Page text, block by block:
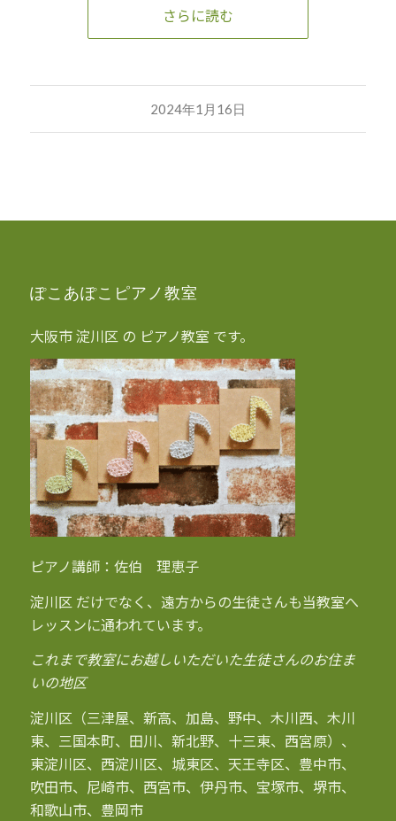
さらに読む
2024年1月16日
ぽこあぽこピアノ教室
大阪市 淀川区 の ピアノ教室 です。
ピアノ講師：佐伯 理恵子
淀川区 だけでなく、遠方からの生徒さんも当教室へ
レッスンに通われています。
これまで教室にお越しいただいた生徒さんのお住ま
いの地区
淀川区（三津屋、新高、加島、野中、木川西、木川
東、三国本町、田川、新北野、十三東、西宮原）、
東淀川区、西淀川区、城東区、天王寺区、豊中市、
吹田市、尼崎市、西宮市、伊丹市、宝塚市、堺市、
和歌山市、豊岡市